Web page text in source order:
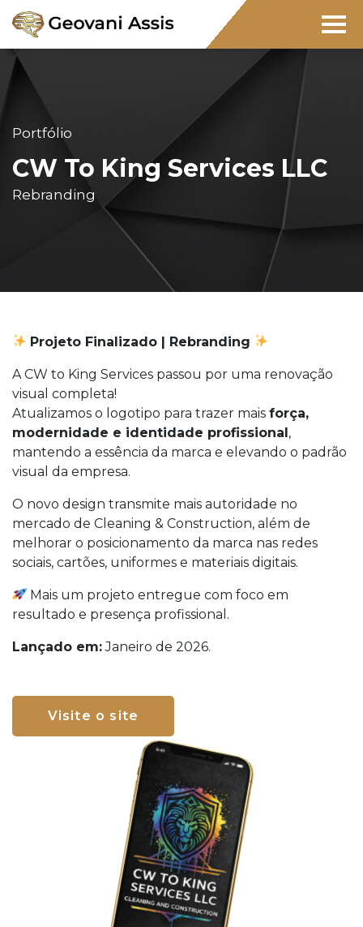
Portfólio
CW To King Services LLC
Rebranding
Projeto Finalizado | Rebranding
A CW to King Services passou por uma renovação
visual completa!
Atualizamos o logotipo para trazer mais força,
modernidade e identidade profissional,
mantendo a essência da marca e elevando o padrão
visual da empresa.
O novo design transmite mais autoridade no
mercado de Cleaning & Construction, além de
melhorar o posicionamento da marca nas redes
sociais, cartões, uniformes e materiais digitais.
Mais um projeto entregue com foco em
resultado e presença profissional.
Lançado em:Janeiro de 2026.
Visite o site